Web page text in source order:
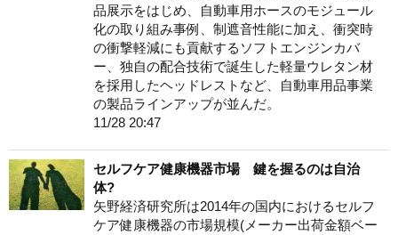
品展示をはじめ、自動車用ホースのモジュール
化の取り組み事例、制遮音性能に加え、衝突時
の衝撃軽減にも貢献するソフトエンジンカバ
ー、独自の配合技術で誕生した軽量ウレタン材
を採用したヘッドレストなど、自動車用品事業
の製品ラインアップが並んだ。
11/28 20:47
セルフケア健康機器市場 鍵を握るのは自治
体?
矢野経済研究所は2014年の国内におけるセルフ
ケア健康機器の市場規模(メーカー出荷金額ベー